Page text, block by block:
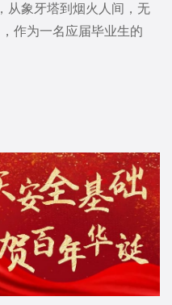
从象牙塔到烟火人间，无
作为一名应届毕业生的